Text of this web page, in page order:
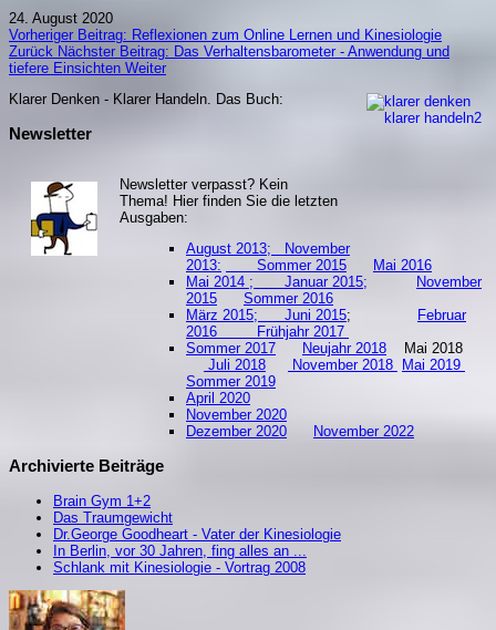
24. August 2020
Vorheriger Beitrag: Reflexionen zum Online Lernen und Kinesiologie
Zurück Nächster Beitrag: Das Verhaltensbarometer - Anwendung und
tiefere Einsichten Weiter
Klarer Denken - Klarer Handeln. Das Buch:
Newsletter
Newsletter verpasst? Kein
Thema! Hier finden Sie die letzten
Ausgaben:
August 2013;
November
2013:
Sommer 2015
Mai 2016
Mai 2014 ; Januar 2015;
November
2015
Sommer 2016
März 2015; Juni 2015;
Februar
2016
Frühjahr 2017
Sommer 2017
Neujahr 2018 Mai 2018
Juli 2018
November 2018
Mai 2019
Sommer 2019
April 2020
November 2020
Dezember 2020
November 2022
Archivierte Beiträge
Brain Gym 1+2
Das Traumgewicht
Dr.George Goodheart - Vater der Kinesiologie
In Berlin, vor 30 Jahren, fing alles an ...
Schlank mit Kinesiologie - Vortrag 2008